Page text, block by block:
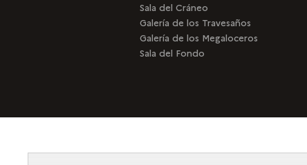
Sala del Cráneo
Galería de los Travesaños
Galería de los Megaloceros
Sala del Fondo